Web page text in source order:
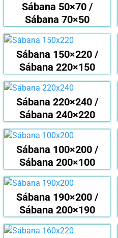
Sábana 50×70 /
Sábana 70×50
Sábana 150×220 /
Sábana 220×150
Sábana 220×240 /
Sábana 240×220
Sábana 100×200 /
Sábana 200×100
Sábana 190×200 /
Sábana 200×190